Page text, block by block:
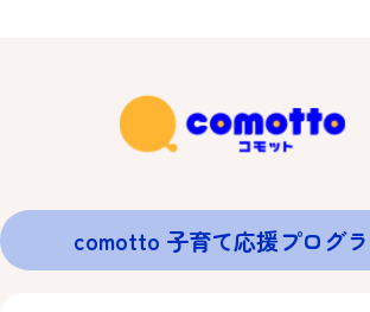
comotto 子育て応援プログ